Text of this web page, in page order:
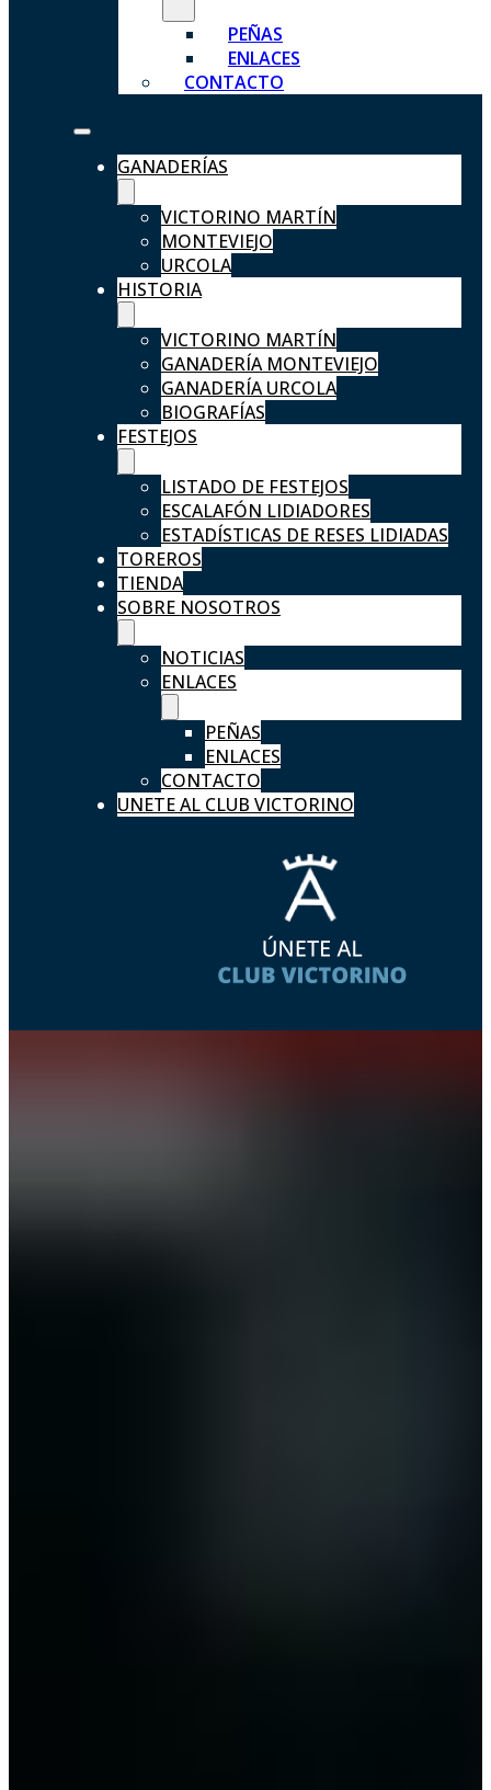
PEÑAS
ENLACES
CONTACTO
GANADERÍAS
VICTORINO MARTÍN
MONTEVIEJO
URCOLA
HISTORIA
VICTORINO MARTÍN
GANADERÍA MONTEVIEJO
GANADERÍA URCOLA
BIOGRAFÍAS
FESTEJOS
LISTADO DE FESTEJOS
ESCALAFÓN LIDIADORES
ESTADÍSTICAS DE RESES LIDIADAS
TOREROS
TIENDA
SOBRE NOSOTROS
NOTICIAS
ENLACES
PEÑAS
ENLACES
CONTACTO
UNETE AL CLUB VICTORINO